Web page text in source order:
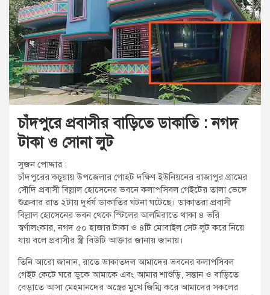
t
:
চাঁদপুরে প্রবাসীর বাড়িতে ডাকাতি : নগদ
টাকা ও সোনা লুট
সুজন পোদ্দার :
চাঁদপুরের কচুয়ায় উপজেলার গোহট দক্ষিণ ইউনিয়নের রাজাপুর গ্রামের
সৌদি প্রবাসী বিল্লাল হোসেনের ভবনে কলাপসিবল গেইটের তালা ভেঙ্গে
শুক্রবার রাত ২টায় দুর্ধর্ষ ডাকাতির ঘটনা ঘটেছে। ডাকাতরা প্রবাসী
বিল্লাল হোসেনের ভবন থেকে স্টিলের আলমিরাতে থাকা ৪ ভরি
স্বর্ণালংকার, নগদ ৫০ হাজার টাকা ও ৪টি মোবাইল সেট লুট করে নিয়ে
যায় বলে প্রবাসীর স্ত্রী বিউটি আক্তার জানায় জানায়।
তিনি আরো জানান, রাতে ডাকাতদল আমাদের ভবনের কলাপসিবল
গেইট কেটে ঘরে ডুকে আমাকে এবং আমার শাশুড়ি, সন্তান ও বাড়িতে
বেড়াতে আসা মেহমানদের অস্ত্রের মুখে জিম্মি করে আমাদের সকলের